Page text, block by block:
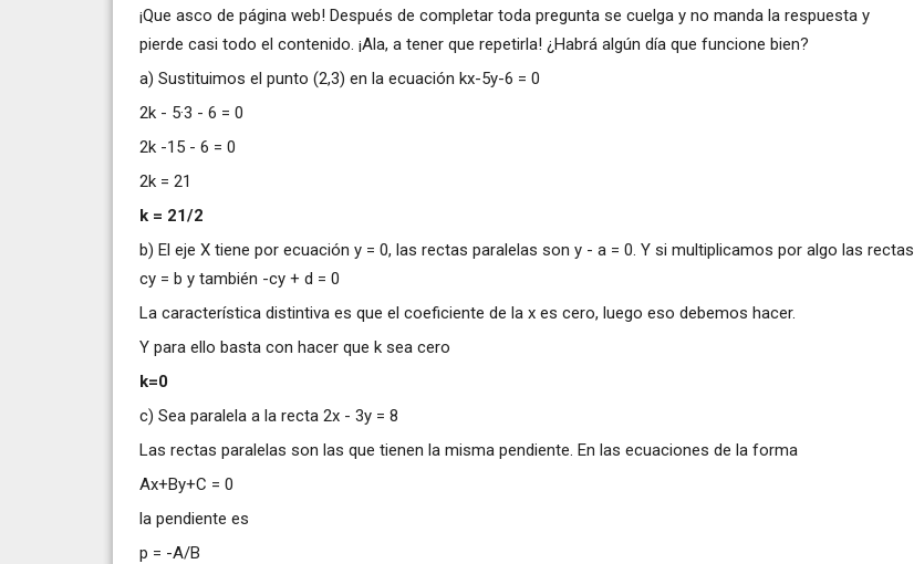
¡Que asco de página web! Después de completar toda pregunta se cuelga y no manda la respuesta y
pierde casi todo el contenido. ¡Ala, a tener que repetirla! ¿Habrá algún día que funcione bien?
a) Sustituimos el punto (2,3) en la ecuación kx-5y-6 = 0
2k - 5·3 - 6 = 0
2k -15 - 6 = 0
2k = 21
k = 21/2
b) El eje X tiene por ecuación y = 0, las rectas paralelas son y - a = 0. Y si multiplicamos por algo las rectas
cy = b y también -cy + d = 0
La característica distintiva es que el coeficiente de la x es cero, luego eso debemos hacer.
Y para ello basta con hacer que k sea cero
k=0
c) Sea paralela a la recta 2x - 3y = 8
Las rectas paralelas son las que tienen la misma pendiente. En las ecuaciones de la forma
Ax+By+C = 0
la pendiente es
p = -A/B